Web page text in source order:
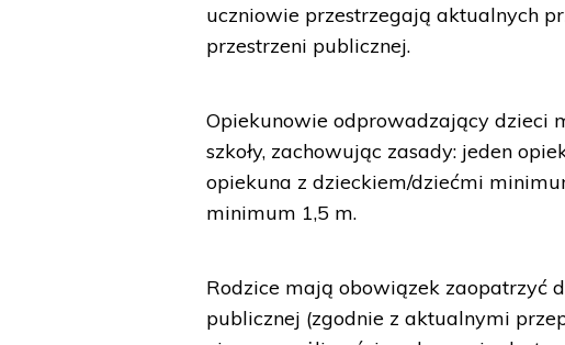
uczniowie przestrzegają aktualnych
przestrzeni publicznej.
Opiekunowie odprowadzający dzieci
szkoły, zachowując zasady: jeden
opiekuna z dzieckiem/dziećmi
minimum 1,5 m.
Rodzice mają obowiązek zaopatrzyć
publicznej (zgodnie z aktualnymi